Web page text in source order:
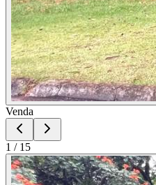
Venda
1 / 15